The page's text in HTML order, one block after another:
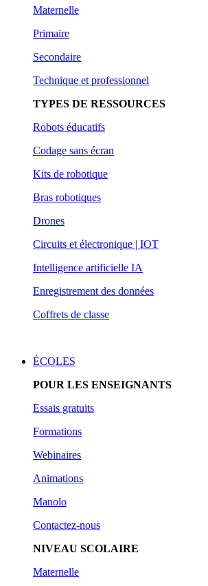
Maternelle
Primaire
Secondaire
Technique et professionnel
TYPES DE RESSOURCES
Robots éducatifs
Codage sans écran
Kits de robotique
Bras robotiques
Drones
Circuits et électronique | IOT
Intelligence artificielle IA
Enregistrement des données
Coffrets de classe
ÉCOLES
POUR LES ENSEIGNANTS
Essais gratuits
Formations
Webinaires
Animations
Manolo
Contactez-nous
NIVEAU SCOLAIRE
Maternelle